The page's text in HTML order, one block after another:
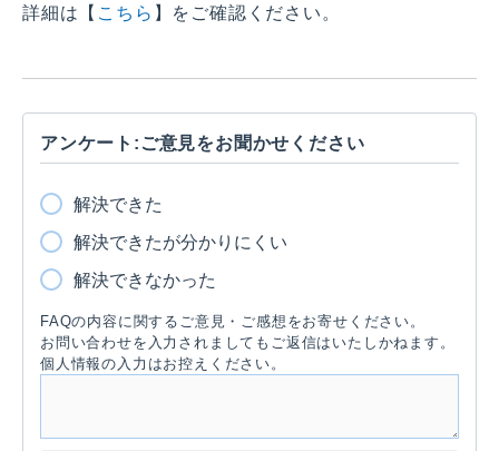
詳細は【 こちら 】をご確認ください。
アンケート:ご意見をお聞かせください
解決できた
解決できたが分かりにくい
解決できなかった
FAQの内容に関するご意見・ご感想をお寄せください。
お問い合わせを入力されましてもご返信はいたしかねます。
個人情報の入力はお控えください。